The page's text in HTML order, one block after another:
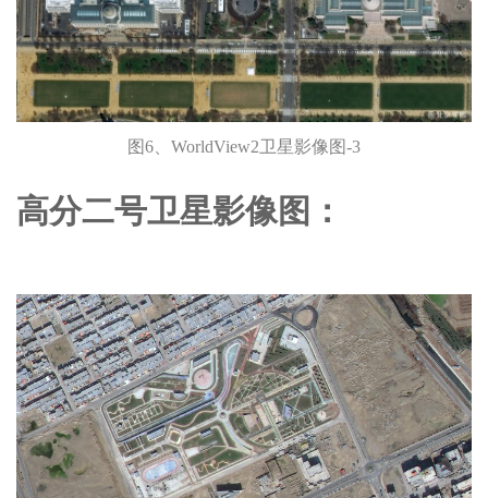
图6、WorldView2卫星影像图-3
高分二号卫星影像图：